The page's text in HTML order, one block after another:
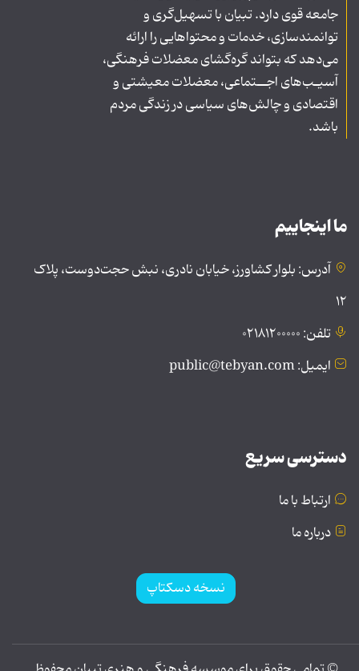
جامعه قوی دارد. تبیان با تسهیل‌گری و
توانمندسازی، خدمات و محتواهایی را ارائه
می‌دهد که بتواند گره‌گشای معضلات فرهنگی،
آسیـب‌های اجــتماعی، معضلات معیشتی و
اقتصادی و چالش‌های سیاسی در زندگی مردم
باشد.
ما اینجاییم
آدرس: بلوار کشاورز، خیابان نادری، نبش حجت‌دوست، پلاک
۱۲
تلفن: ۰۲۱۸۱۲۰۰۰۰۰
ایمیل: public@tebyan.com
دسترسی سریع
ارتباط با ما
درباره ما
نسخه دسکتاپ